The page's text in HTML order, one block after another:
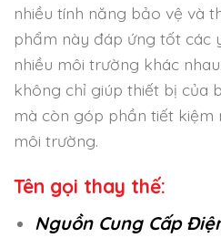
nhiều tính năng bảo vệ và
phẩm này đáp ứng tốt các
nhiều môi trường khác
không chỉ giúp thiết bị của
mà còn góp phần tiết
môi trường.
Tên gọi thay thế:
Nguồn Cung Cấp